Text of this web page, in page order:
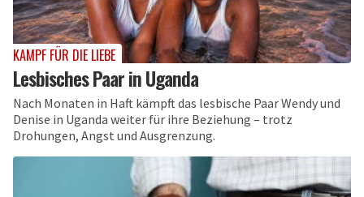
KAMPF FÜR DIE LIEBE
Lesbisches Paar in Uganda
Nach Monaten in Haft kämpft das lesbische Paar Wendy und
Denise in Uganda weiter für ihre Beziehung – trotz
Drohungen, Angst und Ausgrenzung.